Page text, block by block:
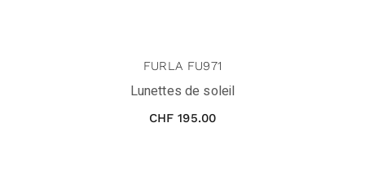
FURLA FU971
Lunettes de soleil
CHF 195.00